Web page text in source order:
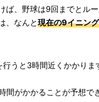
、野球は9回までとルー
、なんと現在の9イニン
うと3時間近くかかり
がかかることが予想で